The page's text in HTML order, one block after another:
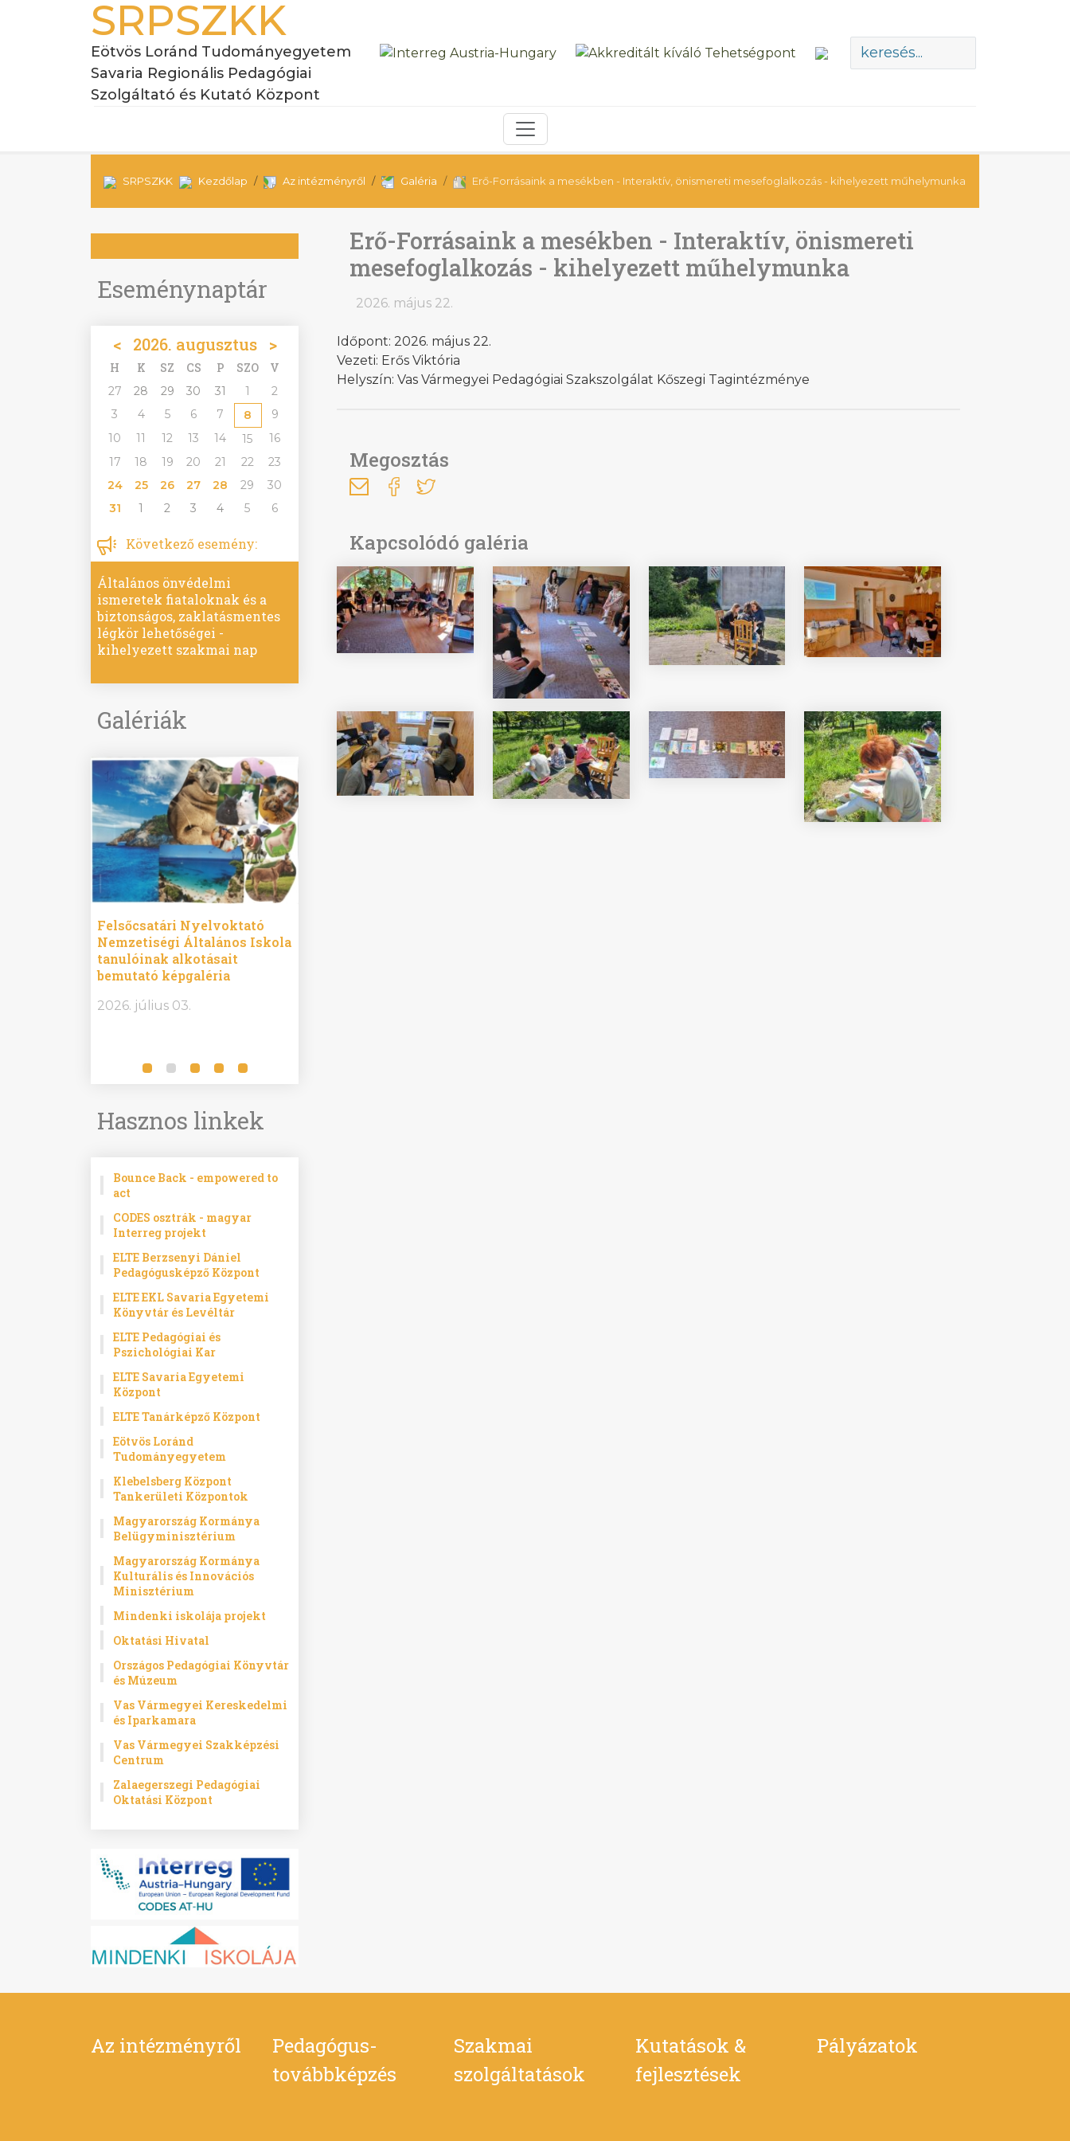
SRPSZKK
Eötvös Loránd Tudományegyetem
Savaria Regionális Pedagógiai
Szolgáltató és Kutató Központ
SRPSZKK Kezdőlap Az intézményről Galéria Erő-Forrásaink a mesékben - Interaktív, önismereti mesefoglalkozás - kihelyezett műhelymunka
Eseménynaptár
< 2026. augusztus >
H K SZ CS P SZO V
27 28 29 30 31 1
2
3
4 5 6 7 8
9
10
11 12 13 14 15
16
17
18 19 20 21 22
23
24
25 26 27 28 29
30
31
1 2 3 4 5 6
Következő esemény:
Általános önvédelmi
ismeretek fiataloknak és a
biztonságos, zaklatásmentes
légkör lehetőségei -
kihelyezett szakmai nap
Galériák
Felsőcsatári Nyelvoktató
Nemzetiségi Általános Iskola
tanulóinak alkotásait
bemutató képgaléria
2026. július 03.
Hasznos linkek
Bounce Back - empowered to
act
CODES osztrák - magyar
Interreg projekt
ELTE Berzsenyi Dániel
Pedagógusképző Központ
ELTE EKL Savaria Egyetemi
Könyvtár és Levéltár
ELTE Pedagógiai és
Pszichológiai Kar
ELTE Savaria Egyetemi
Központ
ELTE Tanárképző Központ
Eötvös Loránd
Tudományegyetem
Klebelsberg Központ
Tankerületi Központok
Magyarország Kormánya
Belügyminisztérium
Magyarország Kormánya
Kulturális és Innovációs
Minisztérium
Mindenki iskolája projekt
Oktatási Hivatal
Országos Pedagógiai Könyvtár
és Múzeum
Vas Vármegyei Kereskedelmi
és Iparkamara
Vas Vármegyei Szakképzési
Centrum
Zalaegerszegi Pedagógiai
Oktatási Központ
Erő-Forrásaink a mesékben - Interaktív, önismereti
mesefoglalkozás - kihelyezett műhelymunka
2026. május 22.
Időpont: 2026. május 22.
Vezeti: Erős Viktória
Helyszín: Vas Vármegyei Pedagógiai Szakszolgálat Kőszegi Tagintézménye
Megosztás
Kapcsolódó galéria
Az intézményről
Pedagógus-
továbbképzés
Szakmai
szolgáltatások
Kutatások &
fejlesztések
Pályázatok